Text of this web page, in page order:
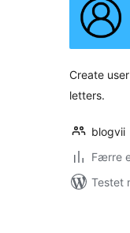
Create
letters.
blogvii
Færre
Testet